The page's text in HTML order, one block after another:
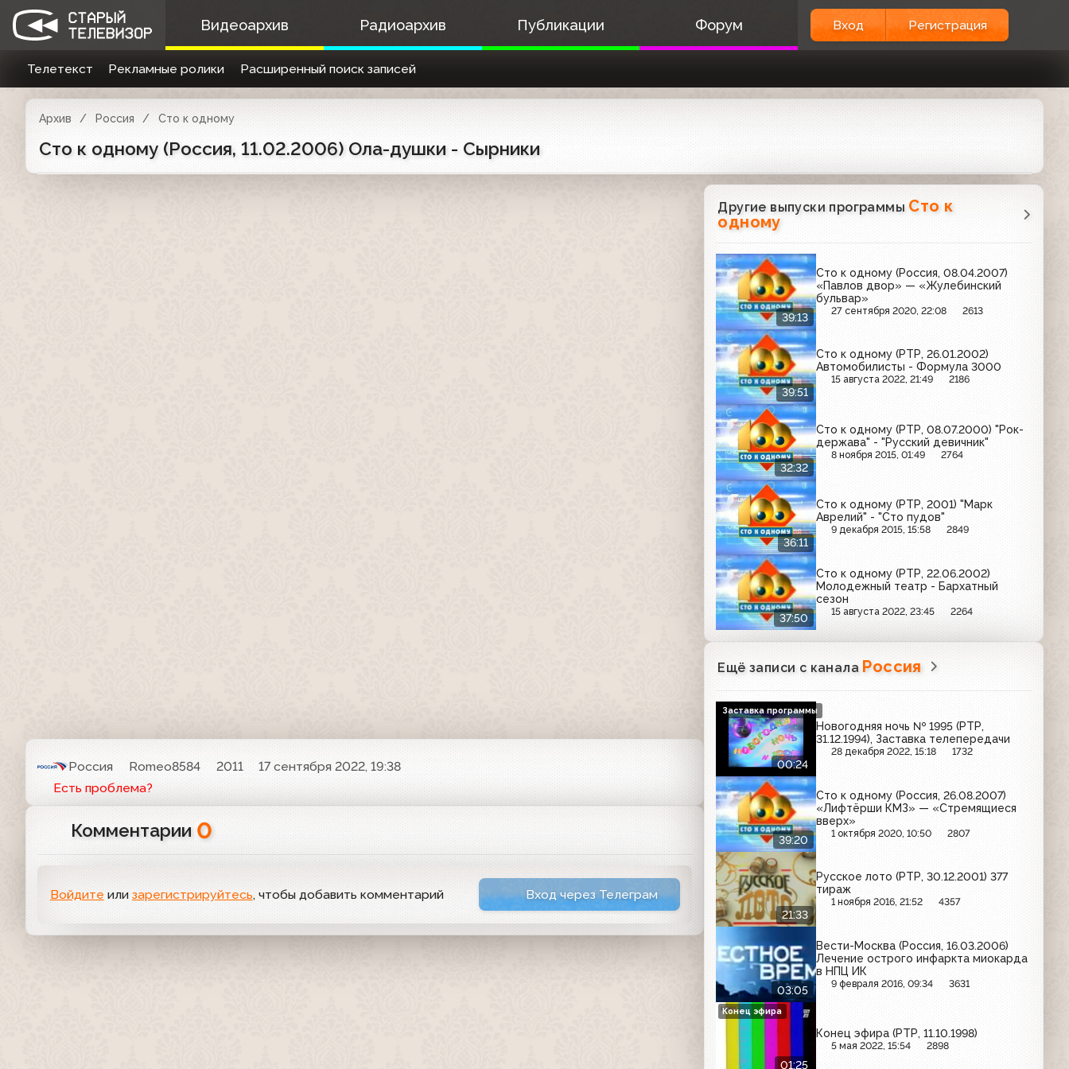
Видеоархив Радиоархив Публикации Форум Вход Регистрация
Телетекст Рекламные ролики Расширенный поиск записей
Архив Россия Сто к одному
Cто к одному (Россия, 11.02.2006) Ола-душки - Сырники
Россия Romeo8584 2011
17 сентября 2022, 19:38
Есть проблема?
Комментарии 0
Войдите или зарегистрируйтесь, чтобы добавить комментарий Вход через Телеграм
Другие выпуски программы Сто к
одному
39:13
Сто к одному (Россия, 08.04.2007)
«Павлов двор» — «Жулебинский
бульвар»
27 сентября 2020, 22:08 2613
39:51
Сто к одному (РТР, 26.01.2002)
Автомобилисты - Формула 3000
15 августа 2022, 21:49 2186
32:32
Сто к одному (РТР, 08.07.2000) "Рок-
держава" - "Русский девичник"
8 ноября 2015, 01:49 2764
36:11
Сто к одному (РТР, 2001) "Марк
Аврелий" - "Сто пудов"
9 декабря 2015, 15:58 2849
37:50
Сто к одному (РТР, 22.06.2002)
Молодежный театр - Бархатный
сезон
15 августа 2022, 23:45 2264
Ещё записи с канала Россия
00:24
Новогодняя ночь № 1995 (РТР,
31.12.1994), Заставка телепередачи
28 декабря 2022, 15:18 1732
Заставка программы
39:20
Сто к одному (Россия, 26.08.2007)
«Лифтёрши КМЗ» — «Стремящиеся
вверх»
1 октября 2020, 10:50 2807
21:33
Русское лото (РТР, 30.12.2001) 377
тираж
1 ноября 2016, 21:52 4357
03:05
Вести-Москва (Россия, 16.03.2006)
Лечение острого инфаркта миокарда
в НПЦ ИК
9 февраля 2016, 09:34 3631
01:25
Конец эфира (РТР, 11.10.1998)
5 мая 2022, 15:54 2898
Конец эфира